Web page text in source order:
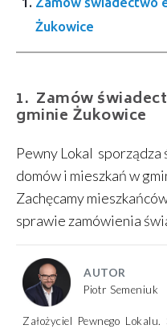
Żukowice
Zamów
gminie Żukowice
Pewny Lokal
domów i mieszkań w
Zachęcamy
sprawie zamówienia
AUTOR
Piotr Semeniuk
Założyciel Pewnego